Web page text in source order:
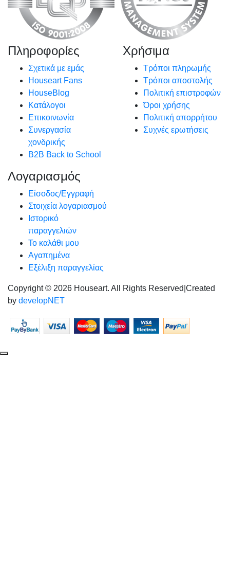
Πληροφορίες
Σχετικά με εμάς
Houseart Fans
HouseBlog
Κατάλογοι
Επικοινωνία
Συνεργασία
χονδρικής
B2B Back to School
Χρήσιμα
Τρόποι πληρωμής
Τρόποι αποστολής
Πολιτική επιστροφών
Όροι χρήσης
Πολιτική απορρήτου
Συχνές ερωτήσεις
Λογαριασμός
Είσοδος/Εγγραφή
Στοιχεία λογαριασμού
Ιστορικό
παραγγελιών
Το καλάθι μου
Αγαπημένα
Εξέλιξη παραγγελίας
Copyright © 2026 Houseart. All Rights Reserved Created
by developNET